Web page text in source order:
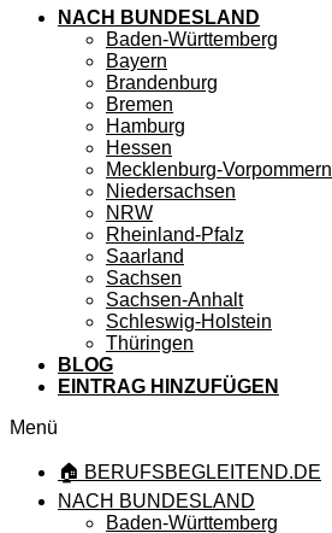
NACH BUNDESLAND
Baden-Württemberg
Bayern
Brandenburg
Bremen
Hamburg
Hessen
Mecklenburg-Vorpommern
Niedersachsen
NRW
Rheinland-Pfalz
Saarland
Sachsen
Sachsen-Anhalt
Schleswig-Holstein
Thüringen
BLOG
EINTRAG HINZUFÜGEN
Menü
🏠 BERUFSBEGLEITEND.DE
NACH BUNDESLAND
Baden-Württemberg